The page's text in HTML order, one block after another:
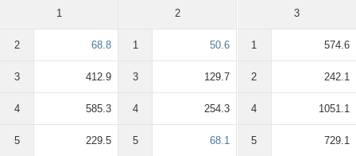
1
2 68.8
3 412.9
4 585.3
5 229.5
2
1 50.6
3 129.7
4 254.3
5 68.1
3
1 574.6
2 242.1
4 1051.1
5 729.1